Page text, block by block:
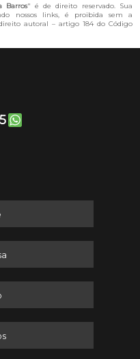
Barros" é de direito reservado. Sua
nossos links, é proibida sem a
autoral – artigo 184 do Código